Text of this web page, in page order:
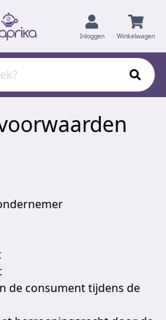
Inloggen Winkelwagen
de consument tijdens de